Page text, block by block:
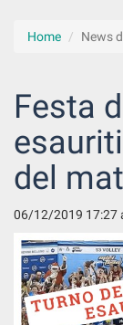
Home News
Festa
del
06/12/2019 17:27